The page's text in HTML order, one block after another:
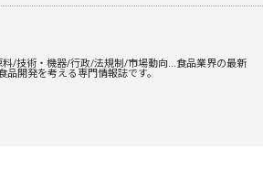
/技術・機器/行政/法規制/市場動向…食品業界の最新
開発を考える専門情報誌です。